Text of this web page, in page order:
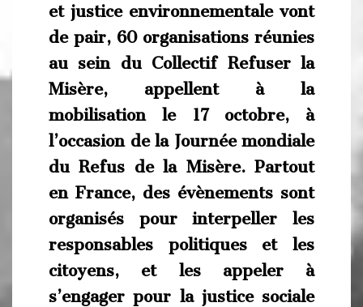
et justice environnementale vont
de pair, 60 organisations réunies
au sein du Collectif Refuser la
Misère, appellent à la
mobilisation le 17 octobre, à
l’occasion de la Journée mondiale
du Refus de la Misère. Partout
en France, des évènements sont
organisés pour interpeller les
responsables politiques et les
citoyens, et les appeler à
s’engager pour la justice sociale